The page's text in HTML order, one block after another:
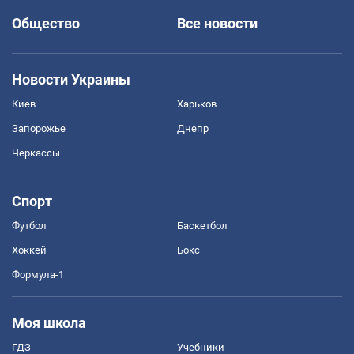
Общество
Все новости
Новости Украины
Киев Харьков
Запорожье Днепр
Черкассы
Спорт
Футбол Баскетбол
Хоккей Бокс
Формула-1
Моя школа
ГДЗ Учебники